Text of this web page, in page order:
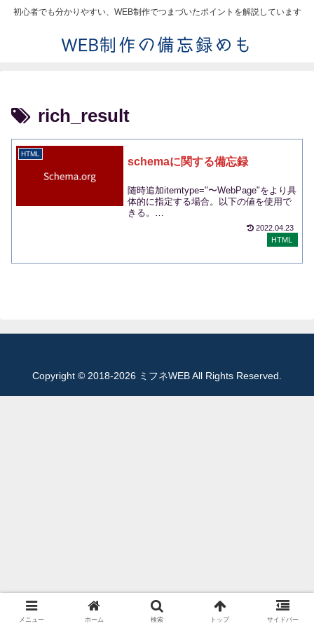
初心者でも分かりやすい、WEB制作でつまづいたポイントを解説しています
rich_result
HTML
schemaに関する備忘録
随時追加itemtype="〜WebPage"をより具
体的に指定する場合。以下の値を使用で
きる。
ItemPageContactPageFAQPageQAPage.
2022.04.23
HTML
Copyright © 2018-2026 ミフネWEB All Rights Reserved.
メニュー ホーム 検索 トップ サイドバー